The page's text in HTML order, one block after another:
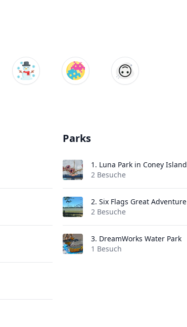
Parks
1. Luna Park in Coney Island
2 Besuche
2. Six Flags Great Adventure
2 Besuche
3. DreamWorks Water Park
1 Besuch